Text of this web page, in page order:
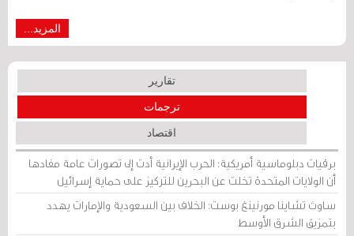
المزيد...
تقارير
ترجمات
اقتصاد
برقيات دبلوماسية أمريكية: الحرب الإيرانية أدت إلى تصورات عامة مفادها
أن الولايات المتحدة تخلت عن البحرين للتركيز على حماية إسرائيل
ساوث تشاينا مورنينغ بوست: الخلاف بين السعودية والإمارات يهدد
بتمزيق الشرق الأوسط